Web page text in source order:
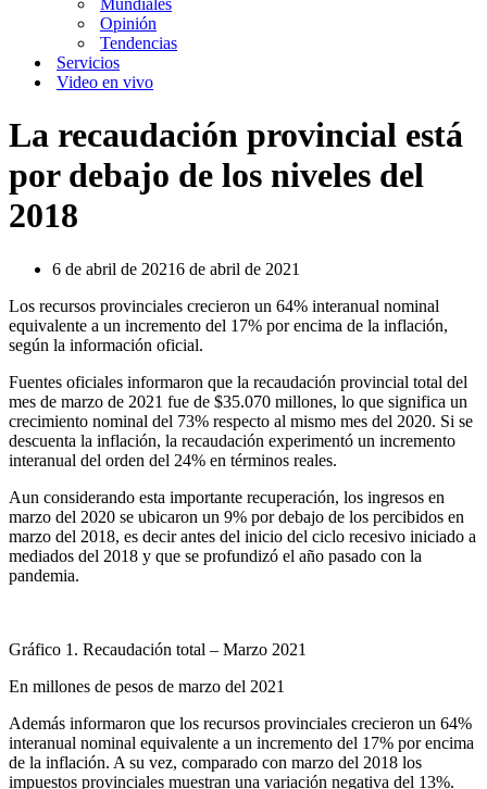
Mundiales
Opinión
Tendencias
Servicios
Video en vivo
La recaudación provincial está
por debajo de los niveles del
2018
6 de abril de 20216 de abril de 2021
Los recursos provinciales crecieron un 64% interanual nominal
equivalente a un incremento del 17% por encima de la inflación,
según la información oficial.
Fuentes oficiales informaron que la recaudación provincial total del
mes de marzo de 2021 fue de $35.070 millones, lo que significa un
crecimiento nominal del 73% respecto al mismo mes del 2020. Si se
descuenta la inflación, la recaudación experimentó un incremento
interanual del orden del 24% en términos reales.
Aun considerando esta importante recuperación, los ingresos en
marzo del 2020 se ubicaron un 9% por debajo de los percibidos en
marzo del 2018, es decir antes del inicio del ciclo recesivo iniciado a
mediados del 2018 y que se profundizó el año pasado con la
pandemia.
Gráfico 1. Recaudación total – Marzo 2021
En millones de pesos de marzo del 2021
Además informaron que los recursos provinciales crecieron un 64%
interanual nominal equivalente a un incremento del 17% por encima
de la inflación. A su vez, comparado con marzo del 2018 los
impuestos provinciales muestran una variación negativa del 13%.